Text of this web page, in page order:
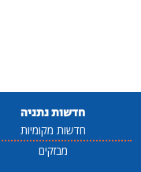
חדשות נתניה
חדשות מקומיות
מבזקים